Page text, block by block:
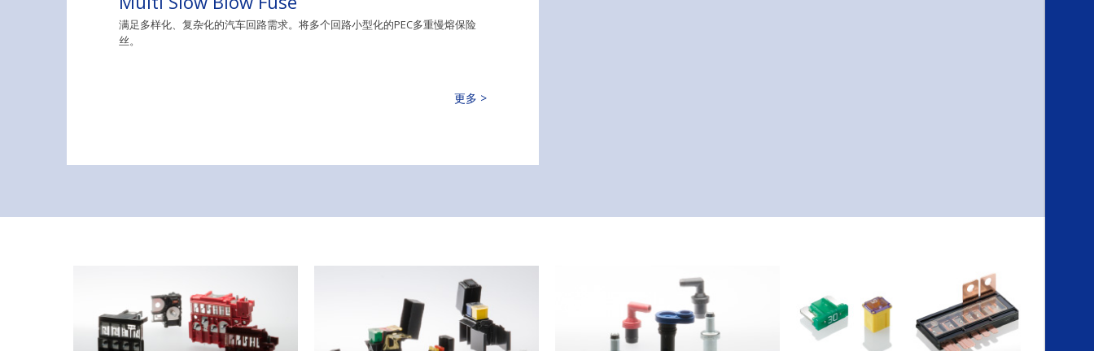
满足多样化、复杂化的汽车回路需求。将多个回路小型化的PEC多重慢熔保险
丝。
更多 >